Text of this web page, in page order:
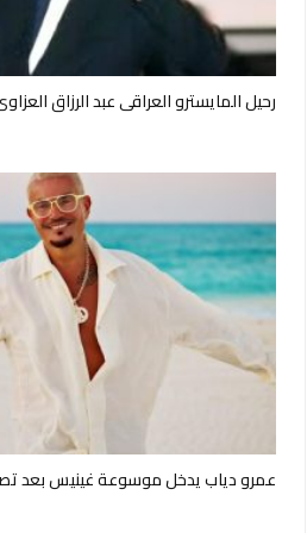
رحيل المايسترو العراقي عبد الرزاق
عمرو دياب يدخل موسوعة غينيس بعد